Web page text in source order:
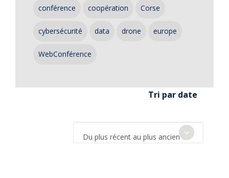
conférence coopération Corse
cybersécurité data drone europe
WebConférence
Tri par date
Du plus récent au plus ancien